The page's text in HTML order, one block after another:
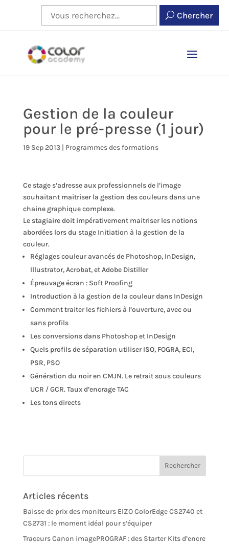
Chercher
Gestion de la couleur
pour le pré-presse (1 jour)
19 Sep 2013| Programmes des formations
Ce stage s’adresse aux professionnels de l’image
souhaitant maitriser la gestion des couleurs dans une
chaine graphique complexe.
Le stagiaire doit impérativement maitriser les notions
abordées lors du stage Initiation à la gestion de la
couleur.
Réglages couleur avancés de Photoshop, InDesign,
Illustrator, Acrobat, et Adobe Distiller
Épreuvage écran : Soft Proofing
Introduction à la gestion de la couleur dans InDesign
Comment traiter les fichiers à l’ouverture, avec ou
sans profils
Les conversions dans Photoshop et InDesign
Quels profils de séparation utiliser ISO, FOGRA, ECI,
PSR, PSO
Génération du noir en CMJN. Le retrait sous couleurs
UCR / GCR. Taux d’encrage TAC
Les tons directs
Articles récents
Baisse de prix des moniteurs EIZO ColorEdge CS2740 et
CS2731 : le moment idéal pour s’équiper
Traceurs Canon imagePROGRAF : des Starter Kits d’encre